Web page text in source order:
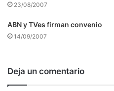
23/08/2007
ABN y TVes firman convenio
14/09/2007
Deja un comentario